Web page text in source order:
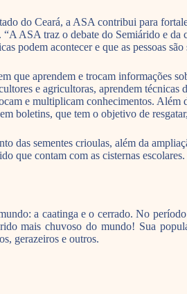
do Ceará, a ASA contribui para
ASA traz o debate do Semiárido e
podem acontecer e que as pessoas
que aprendem e trocam informações
e agricultoras, aprendem
e multiplicam conhecimentos.
boletins, que tem o objetivo de
das sementes crioulas, além da
que contam com as cisternas escolares.
a caatinga e o cerrado. No
mais chuvoso do mundo! Sua
gerazeiros e outros.